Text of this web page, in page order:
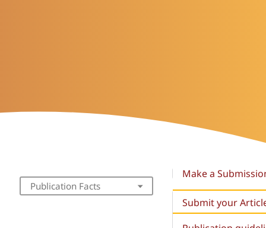
Publication Facts
Make a
Submit your